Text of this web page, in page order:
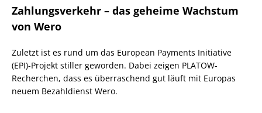
Zahlungsverkehr – das geheime Wachstum
von Wero
Zuletzt ist es rund um das European Payments Initiative
(EPI)-Projekt stiller geworden. Dabei zeigen PLATOW-
Recherchen, dass es überraschend gut läuft mit Europas
neuem Bezahldienst Wero.